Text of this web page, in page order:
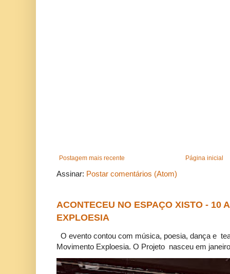
Postagem mais recente Página inicial
Assinar: Postar comentários (Atom)
ACONTECEU NO ESPAÇO XISTO - 10
EXPLOESIA
O evento contou com música, poesia, dança e
Movimento Exploesia. O Projeto nasceu em